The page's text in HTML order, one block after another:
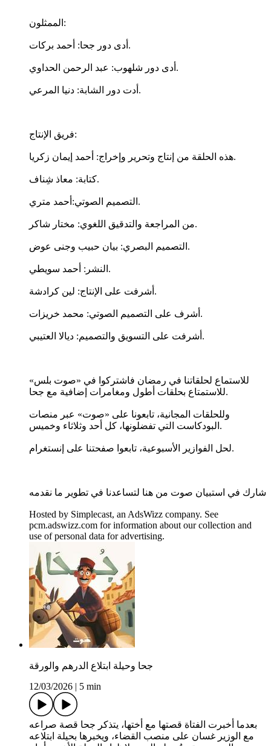
الممثلون:
أدى دور جحا: أحمد بركات.
أدى دور شلهوب: عبد الرحمن الحداوي.
أدت دور الشابة: دنيا المرعي.
فريق الإنتاج:
هذه الحلقة من إنتاج وتحرير وإخراج: أحمد إيمان زكريا.
كتابة: معاذ شِناف.
التصميم الصوتي:أحمد متري.
من المراجعة والتدقيق اللغوي: مختار شاكر.
التصميم البصري: بيان حبيب وجنى عوض.
النشر: أحمد سويطي.
أشرفت على الإنتاج: لين كرادشة.
أشرف على التصميم الصوتي: محمد خريزات.
أشرفت على التسويق والتصميم: ديالا العتيبي.
للاستماع لحلقاتنا في رمضان فاشتركوا في «صوت بلس»
للاستمتاع بحلقات أطول ومغامرات إضافية مع جحا.
وللحلقات المجانية، تابعونا على «صوت» عبر منصات
البودكاست التي تفضلونها، كل أحد وثلاثاء وخميس.
لحل الفوازير الأسبوعية، تابعوا صفحتنا على إنستغرام.
شارك في استبيان صوت من هنا لتساعدنا في تطوير ما نقدمه
Hosted by Simplecast, an AdsWizz company. See
pcm.adswizz.com for information about our collection and
use of personal data for advertising.
جحا وحيلة ابتلاع الدرهم والورقة
12/03/2026
5 min
بعدما أخبرت الفتاة قصتها مع أختها، يتذكر جحا قصة صراعه
مع الوزير غسان على منصب القضاء، ويخبرها بحيلة ابتلاعه